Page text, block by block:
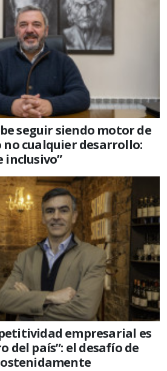
seguir siendo motor de
cualquier desarrollo:
inclusivo”
empresarial es
del país”: el desafío de